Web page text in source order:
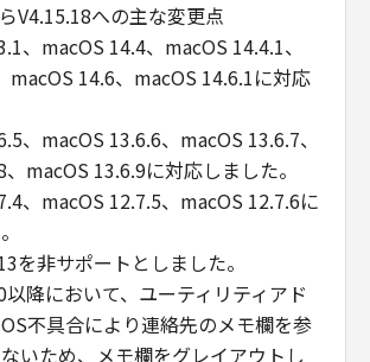
is a "commercial item," as that
in 48 C.F.R. 2.101 (Oct 1995),
"commercial computer
"commercial computer
as such terms are
12.212 (Sept 1995).
48 C.F.R. 12.212 and 48 C.F.R.
227.7202-4 (June 1995),
End Users acquire the
only those rights set forth
is Canon Inc./30-2,
V4.15.18への主な変更点
、macOS 14.4、macOS 14.4.1、
macOS 14.6、macOS 14.6.1に対応
、macOS 13.6.6、macOS 13.6.7、
macOS 13.6.9に対応しました。
、macOS 12.7.5、macOS 12.7.6に
を非サポートとしました。
降において、ユーティリティアド
不具合により連絡先のメモ欄を参
いため、メモ欄をグレイアウトし